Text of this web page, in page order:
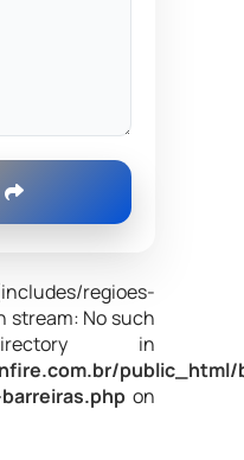
regioes-
stream: No such
in
public_html/
on